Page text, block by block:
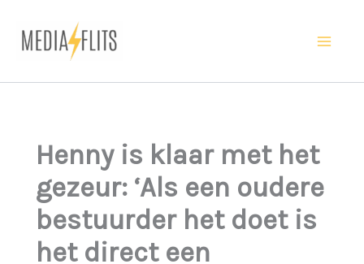
naar
Henny is klaar met het
gezeur: ‘Als een oudere
bestuurder het doet is
het direct een